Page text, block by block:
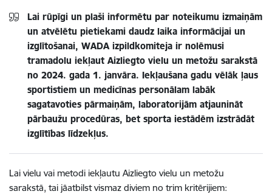
Lai rūpīgi un plaši informētu par noteikumu izmaiņām
un atvēlētu pietiekami daudz laika informācijai un
izglītošanai, WADA izpildkomiteja ir nolēmusi
tramadolu iekļaut Aizliegto vielu un metožu sarakstā
no 2024. gada 1. janvāra. Iekļaušana gadu vēlāk ļaus
sportistiem un medicīnas personālam labāk
sagatavoties pārmaiņām, laboratorijām atjaunināt
pārbaužu procedūras, bet sporta iestādēm izstrādāt
izglītības līdzekļus.
Lai vielu vai metodi iekļautu Aizliegto vielu un metožu
sarakstā, tai jāatbilst vismaz diviem no trim kritērijiem: